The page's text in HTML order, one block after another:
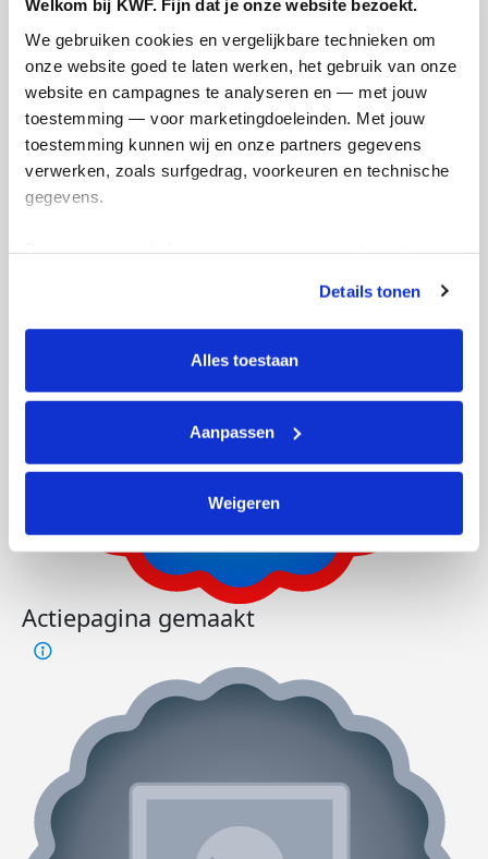
Welkom bij KWF. Fijn dat je onze website bezoekt.
We gebruiken cookies en vergelijkbare technieken om
onze website goed te laten werken, het gebruik van onze
website en campagnes te analyseren en — met jouw
toestemming — voor marketingdoeleinden. Met jouw
toestemming kunnen wij en onze partners gegevens
verwerken, zoals surfgedrag, voorkeuren en technische
gegevens.
tonen. Je kunt je toestemming op elk moment wijzigen of
intrekken via Cookie instellingen onderaan de pagina. De
lijst met cookies is te vinden in het tabblad “details”.
Details tonen
Alles toestaan
Aanpassen
Weigeren
Mijn afstandsdoel21 kms
Mariska's badges
Actiepagina gemaakt